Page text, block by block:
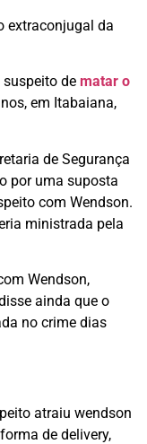
extraconjugal da
de matar o
em Itabaiana,
de Segurança
por uma suposta
com Wendson.
ministrada pela
Wendson,
ainda que o
no crime dias
atraiu wendson
de delivery,